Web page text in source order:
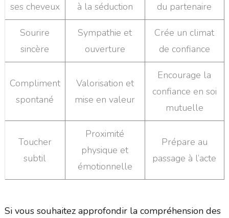
ses cheveux
à la séduction
du partenaire
Sourire
sincère
Sympathie et
ouverture
Crée un climat
de confiance
Compliment
spontané
Valorisation et
mise en valeur
Encourage la
confiance en soi
mutuelle
Toucher
subtil
Proximité
physique et
émotionnelle
Prépare au
passage à l’acte
Si vous souhaitez approfondir la compréhension des